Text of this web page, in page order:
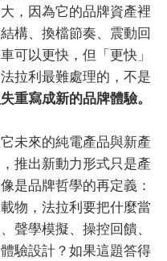
，因為它的品牌資產裡
構、換檔節奏、震動回
可以更快，但「更快」
拉利最難處理的，不是
重寫成新的品牌體驗。
未來的純電產品與新產
推出新動力形式只是產
是品牌哲學的再定義：
物，法拉利要把什麼當
聲學模擬、操控回饋、
驗設計？如果這題答得